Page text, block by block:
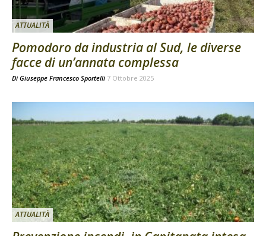
ATTUALITÀ
Pomodoro da industria al Sud, le diverse
facce di un’annata complessa
Di Giuseppe Francesco Sportelli 7 Ottobre 2025
ATTUALITÀ